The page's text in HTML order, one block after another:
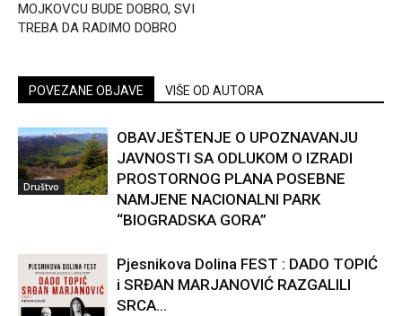
MOJKOVCU BUDE DOBRO, SVI
TREBA DA RADIMO DOBRO
POVEZANE OBJAVE VIŠE OD AUTORA
Društvo
OBAVJEŠTENJE O UPOZNAVANJU
JAVNOSTI SA ODLUKOM O IZRADI
PROSTORNOG PLANA POSEBNE
NAMJENE NACIONALNI PARK
“BIOGRADSKA GORA”
Pjesnikova Dolina FEST : DADO TOPIĆ
i SRĐAN MARJANOVIĆ RAZGALILI
SRCA...